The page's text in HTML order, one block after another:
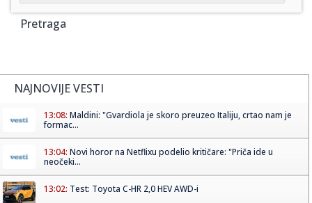
Pretraga
NAJNOVIJE VESTI
13:08: Maldini: "Gvardiola je skoro preuzeo Italiju, crtao nam je
formac...
13:04: Novi horor na Netflixu podelio kritičare: "Priča ide u
neočeki...
13:02: Test: Toyota C-HR 2,0 HEV AWD-i